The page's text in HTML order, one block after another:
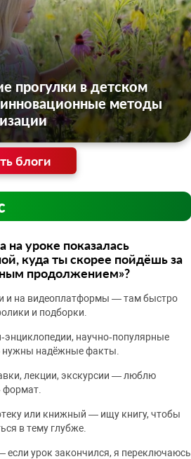
прогулки в детском
методы
блоги
на уроке показалась
куда ты скорее пойдёшь за
продолжением»?
и на видеоплатформы — там быстро
и подборки.
научно‑популярные
надёжные факты.
лекции, экскурсии — люблю
или книжный — ищу книгу, чтобы
в тему глубже.
если урок закончился, я переключаюсь